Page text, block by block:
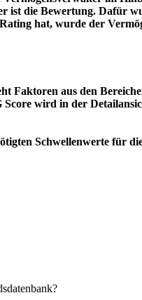
ist die Bewertung. Dafür
hat, wurde der
Faktoren aus den
Score wird in der
Schwellenwerte für